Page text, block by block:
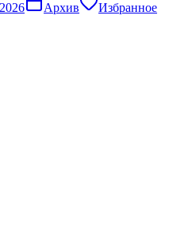
Архив Избранное